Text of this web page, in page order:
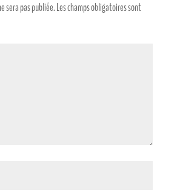
sera pas publiée.Les champs obligatoires sont